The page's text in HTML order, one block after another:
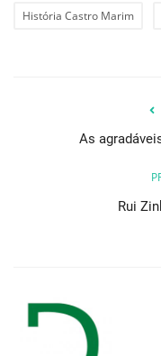
História Castro Marim
As
Rui